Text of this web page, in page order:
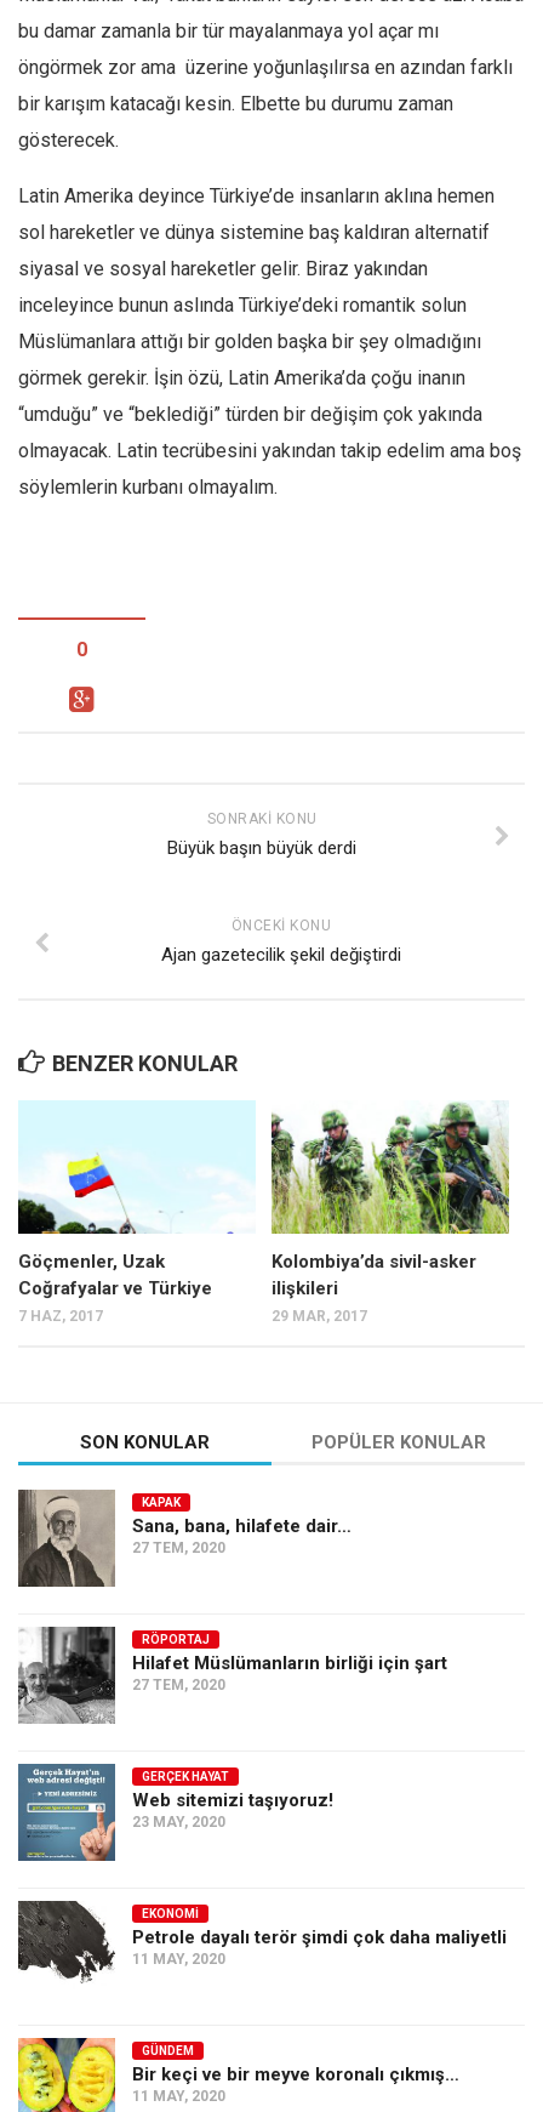
bu damar zamanla bir tür mayalanmaya yol açar mı
öngörmek zor ama üzerine yoğunlaşılırsa en azından farklı
bir karışım katacağı kesin. Elbette bu durumu zaman
gösterecek.
Latin Amerika deyince Türkiye’de insanların aklına hemen
sol hareketler ve dünya sistemine baş kaldıran alternatif
siyasal ve sosyal hareketler gelir. Biraz yakından
inceleyince bunun aslında Türkiye’deki romantik solun
Müslümanlara attığı bir golden başka bir şey olmadığını
görmek gerekir. İşin özü, Latin Amerika’da çoğu inanın
“umduğu” ve “beklediği” türden bir değişim çok yakında
olmayacak. Latin tecrübesini yakından takip edelim ama boş
söylemlerin kurbanı olmayalım.
0
SONRAKI KONU
Büyük başın büyük derdi
ÖNCEKI KONU
Ajan gazetecilik şekil değiştirdi
BENZER KONULAR
Göçmenler, Uzak
Coğrafyalar ve Türkiye
7 HAZ, 2017
Kolombiya’da sivil-asker
ilişkileri
29 MAR, 2017
SON KONULAR POPÜLER KONULAR
KAPAK
Sana, bana, hilafete dair…
27 TEM, 2020
RÖPORTAJ
Hilafet Müslümanların birliği için şart
27 TEM, 2020
GERÇEK HAYAT
Web sitemizi taşıyoruz!
23 MAY, 2020
EKONOMI
Petrole dayalı terör şimdi çok daha maliyetli
11 MAY, 2020
GÜNDEM
Bir keçi ve bir meyve koronalı çıkmış…
11 MAY, 2020